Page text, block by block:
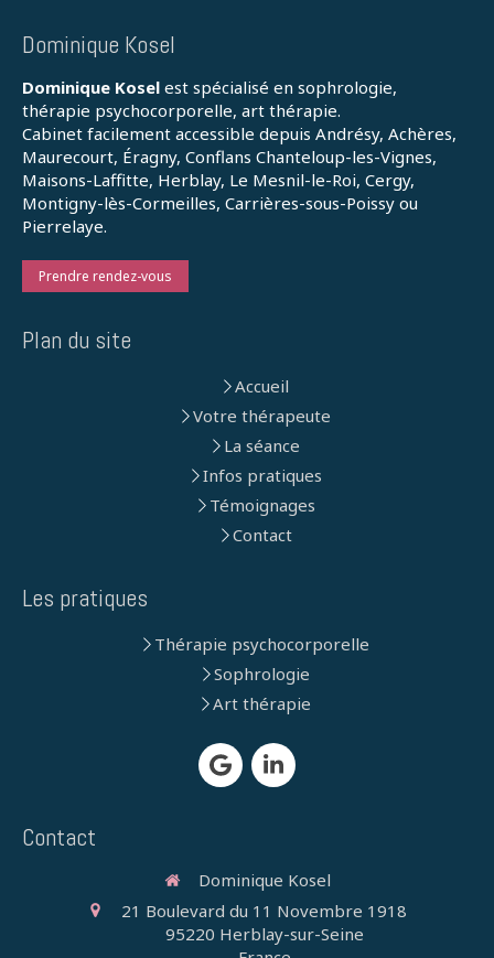
Dominique Kosel
Dominique Kosel est spécialisé en sophrologie,
thérapie psychocorporelle, art thérapie.
Cabinet facilement accessible depuis Andrésy, Achères,
Maurecourt, Éragny, Conflans Chanteloup-les-Vignes,
Maisons-Laffitte, Herblay, Le Mesnil-le-Roi, Cergy,
Montigny-lès-Cormeilles, Carrières-sous-Poissy ou
Pierrelaye.
Prendre rendez-vous
Plan du site
Accueil
Votre thérapeute
La séance
Infos pratiques
Témoignages
Contact
Les pratiques
Thérapie psychocorporelle
Sophrologie
Art thérapie
Contact
Dominique Kosel
21 Boulevard du 11 Novembre 1918
95220 Herblay-sur-Seine